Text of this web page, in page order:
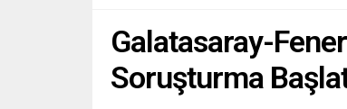
Galatasaray-
Soruşturma